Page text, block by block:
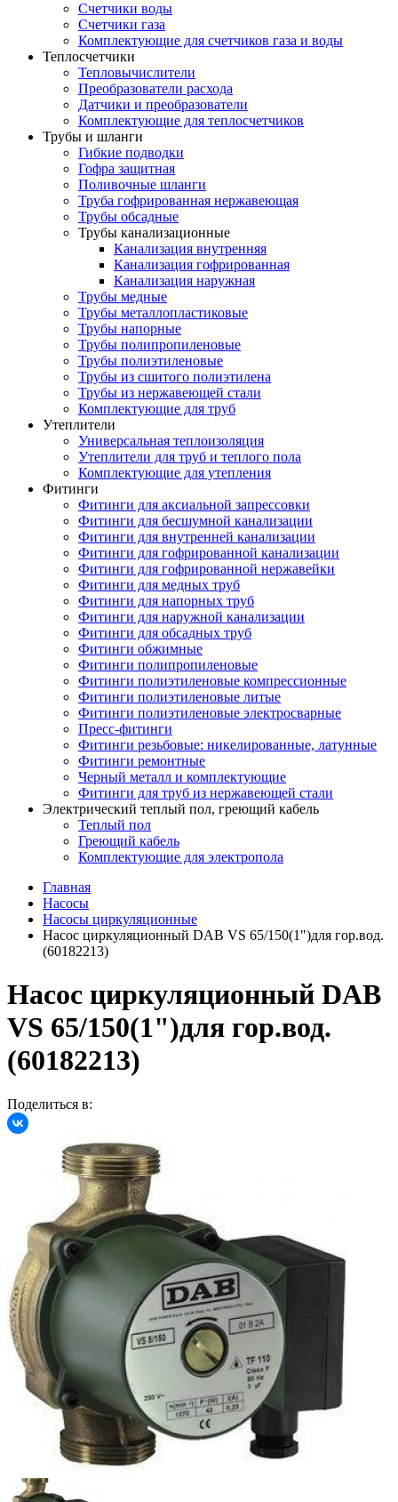
Счетчики воды
Счетчики газа
Комплектующие для счетчиков газа и воды
Теплосчетчики
Тепловычислители
Преобразователи расхода
Датчики и преобразователи
Комплектующие для теплосчетчиков
Трубы и шланги
Гибкие подводки
Гофра защитная
Поливочные шланги
Труба гофрированная нержавеющая
Трубы обсадные
Трубы канализационные
Канализация внутренняя
Канализация гофрированная
Канализация наружная
Трубы медные
Трубы металлопластиковые
Трубы напорные
Трубы полипропиленовые
Трубы полиэтиленовые
Трубы из сшитого полиэтилена
Трубы из нержавеющей стали
Комплектующие для труб
Утеплители
Универсальная теплоизоляция
Утеплители для труб и теплого пола
Комплектующие для утепления
Фитинги
Фитинги для аксиальной запрессовки
Фитинги для бесшумной канализации
Фитинги для внутренней канализации
Фитинги для гофрированной канализации
Фитинги для гофрированной нержавейки
Фитинги для медных труб
Фитинги для напорных труб
Фитинги для наружной канализации
Фитинги для обсадных труб
Фитинги обжимные
Фитинги полипропиленовые
Фитинги полиэтиленовые компрессионные
Фитинги полиэтиленовые литые
Фитинги полиэтиленовые электросварные
Пресс-фитинги
Фитинги резьбовые: никелированные, латунные
Фитинги ремонтные
Черный металл и комплектующие
Фитинги для труб из нержавеющей стали
Электрический теплый пол, греющий кабель
Теплый пол
Греющий кабель
Комплектующие для электропола
Главная
Насосы
Насосы циркуляционные
Насос циркуляционный DAB VS 65/150(1")для гор.вод.
(60182213)
Насос циркуляционный DAB
VS 65/150(1")для гор.вод.
(60182213)
Поделиться в: